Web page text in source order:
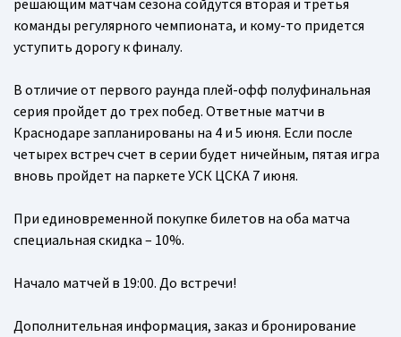
решающим матчам сезона сойдутся вторая и третья
команды регулярного чемпионата, и кому-то придется
уступить дорогу к финалу.
В отличие от первого раунда плей-офф полуфинальная
серия пройдет до трех побед. Ответные матчи в
Краснодаре запланированы на 4 и 5 июня. Если после
четырех встреч счет в серии будет ничейным, пятая игра
вновь пройдет на паркете УСК ЦСКА 7 июня.
При единовременной покупке билетов на оба матча
специальная скидка – 10%.
Начало матчей в 19:00. До встречи!
Дополнительная информация, заказ и бронирование